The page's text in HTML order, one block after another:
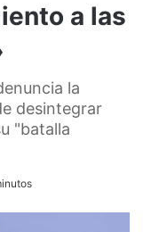
a las
la
desintegrar
"batalla